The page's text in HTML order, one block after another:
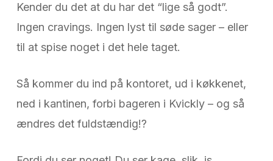
Kender du det at du har det “lige så godt”.
Ingen cravings. Ingen lyst til søde sager – eller
til at spise noget i det hele taget.
Så kommer du ind på kontoret, ud i køkkenet,
ned i kantinen, forbi bageren i Kvickly – og så
ændres det fuldstændig!?